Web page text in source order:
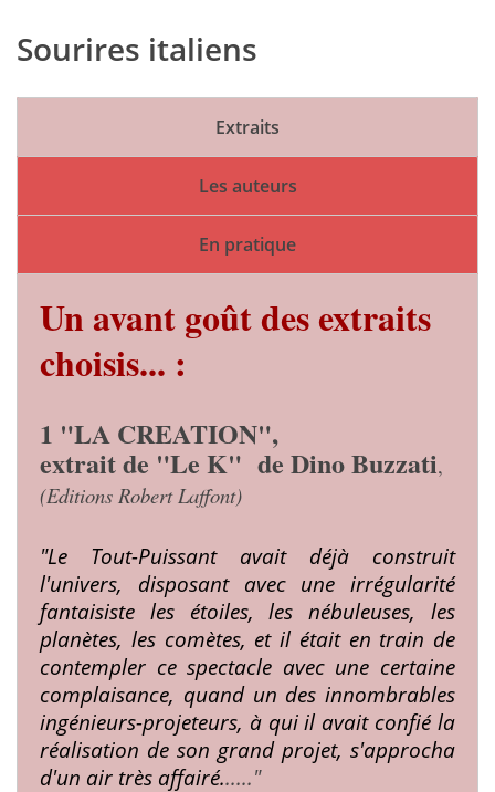
Sourires italiens
Extraits
Les auteurs
En pratique
Un avant goût des extraits
choisis... :
1 "LA CREATION",
extrait de "Le K" de Dino Buzzati,
(Editions Robert Laffont)
"Le Tout-Puissant avait déjà construit
l'univers, dispo­sant avec une irrégularité
fantaisiste les étoiles, les nébu­leuses, les
planètes, les comètes, et il était en train de
contempler ce spectacle avec une certaine
complaisance, quand un des innombrables
ingénieurs-projeteurs, à qui il avait confié la
réalisation de son grand projet, s'approcha
d'un air très affairé......"